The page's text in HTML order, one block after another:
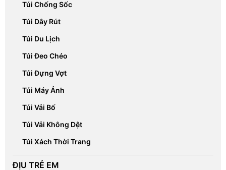
Túi Chống Sốc
Túi Dây Rút
Túi Du Lịch
Túi Đeo Chéo
Túi Đựng Vợt
Túi Máy Ảnh
Túi Vải Bố
Túi Vải Không Dệt
Túi Xách Thời Trang
ĐỊU TRẺ EM